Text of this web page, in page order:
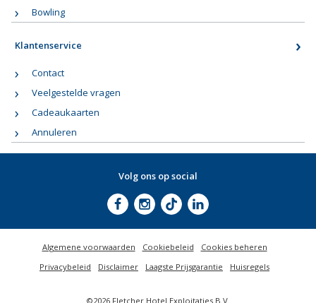
Bowling
Klantenservice
Contact
Veelgestelde vragen
Cadeaukaarten
Annuleren
Volg ons op social
©2026 Fletcher Hotel Exploitaties B.V.
Algemene voorwaarden Cookiebeleid
Cookies beheren
Privacybeleid
Disclaimer Laagste Prijsgarantie Huisregels